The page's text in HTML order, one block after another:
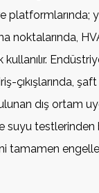
noktalarında,
çıkışlarında, şaft
dış ortam
testlerinden
tamamen